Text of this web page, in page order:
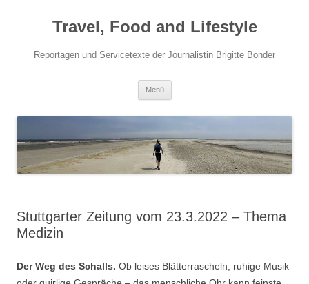
Travel, Food and Lifestyle
Reportagen und Servicetexte der Journalistin Brigitte Bonder
Menü
Stuttgarter Zeitung vom 23.3.2022 – Thema
Medizin
Der Weg des Schalls. Ob leises Blätterrascheln, ruhige Musik